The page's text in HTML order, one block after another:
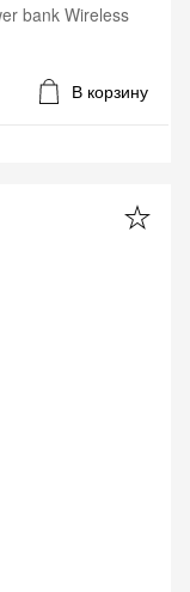
bank Wireless
В корзину